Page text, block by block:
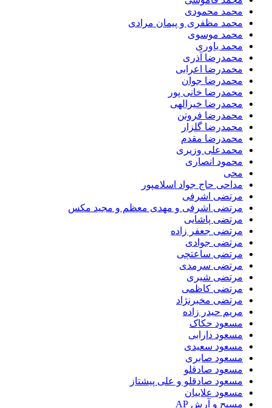
محمد محمودی
محمد مظفری و پیمان مرادی
محمد موسوی
محمد یاوری
محمدرضا آذری
محمدرضا اعرابی
محمدرضا جوان
محمدرضا خانی پور
محمدرضا خیرالهی
محمدرضا فروتن
محمدرضا گلزار
محمدرضا مقدم
محمدعلی وزیری
محمود انصاری
محی
مداحی حاج جواد اسلامپور
مرتضی اشرفی
مرتضی اشرفی و مهدی معظم و مجید مکس
مرتضی پاشایی
مرتضی جعفر زاده
مرتضی جوادی
مرتضی ساعتچی
مرتضی سرمدی
مرتضی شیری
مرتضی کاظمی
مرتضی مخبرنژاد
مریم حیدر زاده
مسعود حکاک
مسعود دارابی
مسعود سعیدی
مسعود صابری
مسعود صادقلو
مسعود صادقلو و علی پیشتاز
مسعود علاییان
مسیح و آرش AP